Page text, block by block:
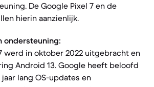
De Google Pixel 7 en de
hierin aanzienlijk.
ondersteuning:
werd in oktober 2022 uitgebracht en
Android 13. Google heeft beloofd
lang OS-updates en